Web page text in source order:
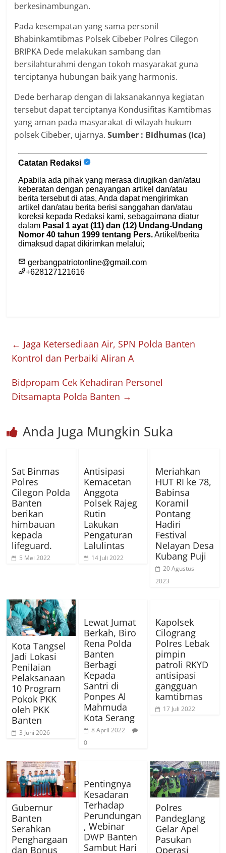
berkesinambungan.
Pada kesempatan yang sama personil
Bhabinkamtibmas Polsek Cibeber Polres Cilegon
BRIPKA Dede melakukan sambang dan
bersilahturahmi dengan tokoh masyarakat guna
terciptanya hubungan baik yang harmonis.
Dede berharap dengan di laksanakannya kegiatan
tersebut dapat terciptanya Kondusifitas Kamtibmas
yang aman pada masyarakat di wilayah hukum
polsek Cibeber, ujarnya.Sumber : Bidhumas (Ica)
← Jaga Ketersediaan Air, SPN Polda Banten
Kontrol dan Perbaiki Aliran A
Bidpropam Cek Kehadiran Personel
Ditsamapta Polda Banten →
Anda Juga Mungkin Suka
Sat Binmas
Polres
Cilegon Polda
Banten
berikan
himbauan
kepada
lifeguard.
5 Mei 2022
Antisipasi
Kemacetan
Anggota
Polsek Rajeg
Rutin
Lakukan
Pengaturan
Lalulintas
14 Juli 2022
Meriahkan
HUT RI ke 78,
Babinsa
Koramil
Pontang
Hadiri
Festival
Nelayan Desa
Kubang Puji
20 Agustus
2023
Kota Tangsel
Jadi Lokasi
Penilaian
Pelaksanaan
10 Program
Pokok PKK
oleh PKK
Banten
3 Juni 2026
Lewat Jumat
Berkah, Biro
Rena Polda
Banten
Berbagi
Kepada
Santri di
Ponpes Al
Mahmuda
Kota Serang
8 April 2022
0
Kapolsek
Cilograng
Polres Lebak
pimpin
patroli RKYD
antisipasi
gangguan
kamtibmas
17 Juli 2022
Gubernur
Banten
Serahkan
Penghargaan
dan Bonus
Pentingnya
Kesadaran
Terhadap
Perundungan
, Webinar
DWP Banten
Sambut Hari
Polres
Pandeglang
Gelar Apel
Pasukan
Operasi